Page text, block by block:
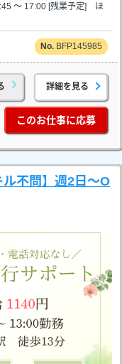
～ 17:00 [残業予定] ほ
BFP145985
詳細を見る
このお仕事に応募
ル不問】週2日～O